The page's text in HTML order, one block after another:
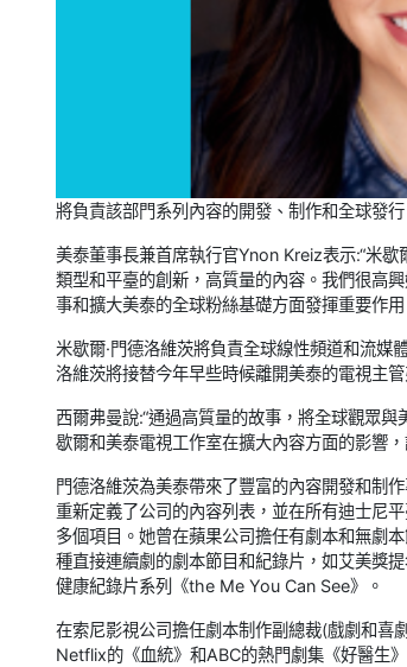
將負責該部門系列內容的開發、制作和全球發行
美泰董事長兼首席執行官Ynon Kreiz表示:“米
類型和平臺的創新，高質量的內容。我們很高
事和擴大美泰的全球粉絲基礎方面發揮重要作用
米歇爾·門德洛維茨將負責全球線性頻道和流媒
洛維茨將接替今年早些時候離開美泰的電視主管
西爾弗曼說:“通過高質量的故事，將全球觀眾
歇爾和美泰電視工作室在擴大內容方面的影響
門德洛維茨為美泰帶來了豐富的內容開發和制
重新定義了公司的內容列表，並在所有迪士尼
多個項目。她曾在蘋果公司擔任有劇本和無劇
種直接連續劇的劇本節目和紀錄片，如艾美獎
健康紀錄片系列《the Me You Can See》。
在索尼影視公司擔任劇本制作副總裁(戲劇和
Netflix的《血統》和ABC的熱門劇集《好醫生